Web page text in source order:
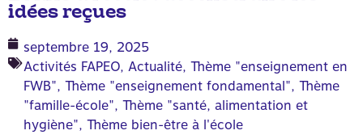
idées reçues
septembre 19, 2025
Activités FAPEO, Actualité, Thème "enseignement en
FWB", Thème "enseignement fondamental", Thème
"famille-école", Thème "santé, alimentation et
hygiène", Thème bien-être à l'école